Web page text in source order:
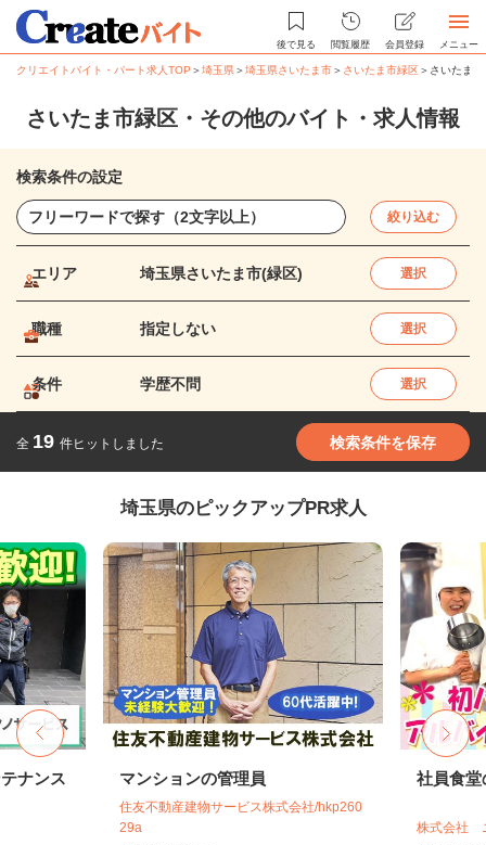
後で見る 閲覧履歴 会員登録 メニュー
クリエイトバイト・パート求人TOP ＞埼玉県＞埼玉県さいたま市＞ さいたま市緑区＞ さいたま
さいたま市緑区・その他のバイト・求人情報
検索条件の設定
絞り込む
エリア 埼玉県さいたま市(緑区) 選択
職種 指定しない 選択
条件 学歴不問 選択
全 19 件ヒットしました 検索条件を保存
埼玉県のピックアップPR求人
ナンス マンションの管理員
住友不動産建物サービス株式会社/hkp260
29a
社員食堂
株式会社